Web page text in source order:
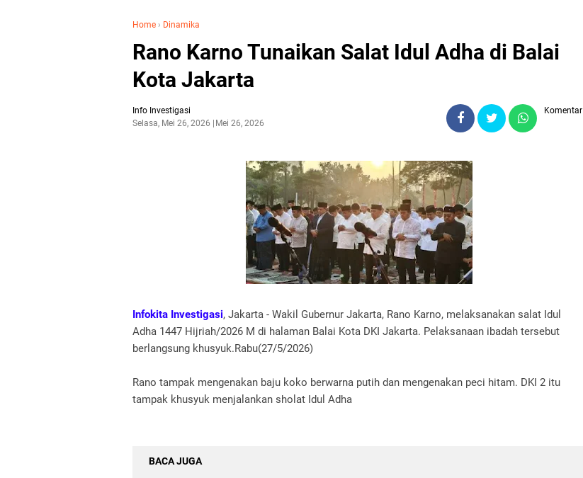
Home › Dinamika
Rano Karno Tunaikan Salat Idul Adha di Balai
Kota Jakarta
Info Investigasi
Selasa, Mei 26, 2026
Mei 26, 2026
Komentar
Infokita Investigasi, Jakarta - Wakil Gubernur Jakarta, Rano Karno, melaksanakan salat Idul
Adha 1447 Hijriah/2026 M di halaman Balai Kota DKI Jakarta. Pelaksanaan ibadah tersebut
berlangsung khusyuk.Rabu(27/5/2026)
Rano tampak mengenakan baju koko berwarna putih dan mengenakan peci hitam. DKI 2 itu
tampak khusyuk menjalankan sholat Idul Adha
BACA JUGA